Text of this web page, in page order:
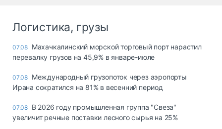
Логистика, грузы
07.08 Махачкалинский морской торговый порт нарастил
перевалку грузов на 45,9% в январе-июле
07.08 Международный грузопоток через аэропорты
Ирана сократился на 81% в весенний период
07.08 В 2026 году промышленная группа "Свеза"
увеличит речные поставки лесного сырья на 25%